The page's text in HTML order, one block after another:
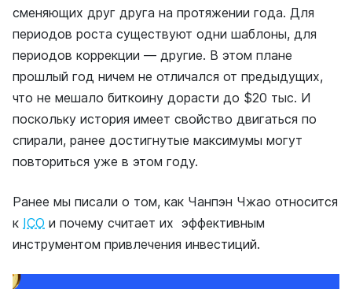
сменяющих друг друга на протяжении года. Для
периодов роста существуют одни шаблоны, для
периодов коррекции — другие. В этом плане
прошлый год ничем не отличался от предыдущих,
что не мешало биткоину дорасти до $20 тыс. И
поскольку история имеет свойство двигаться по
спирали, ранее достигнутые максимумы могут
повториться уже в этом году.
Ранее мы писали о том, как Чанпэн Чжао относится
к ICO и почему считает их эффективным
инструментом привлечения инвестиций.